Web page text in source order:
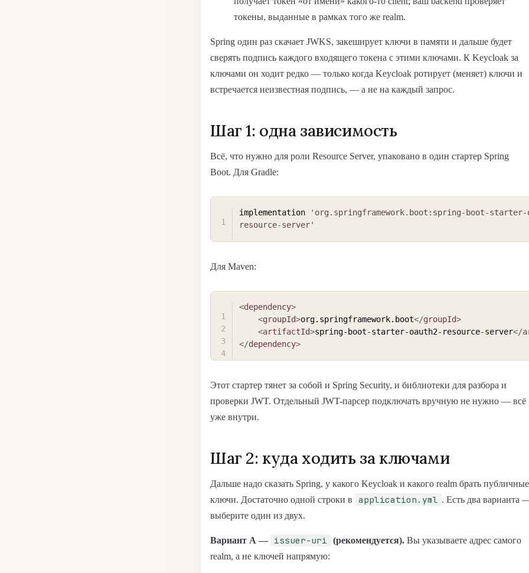
токены, выданные в рамках того же realm.
Spring один раз скачает JWKS, закеширует ключи в памяти и дальше будет
сверять подпись каждого входящего токена с этими ключами. К Keycloak за
ключами он ходит редко — только когда Keycloak ротирует (меняет) ключи и
встречается неизвестная подпись, — а не на каждый запрос.
Шаг 1: одна зависимость
Всё, что нужно для роли Resource Server, упаковано в один стартер Spring
Boot. Для Gradle:
implementation
'org.springframework.boot:spring-boot-starter-
resource-server'
Для Maven:
<dependency>
<groupId>org.springframework.boot</groupId>
<artifactId>spring-boot-starter-oauth2-resource-server</
</dependency>
Этот стартер тянет за собой и Spring Security, и библиотеки для разбора и
проверки JWT. Отдельный JWT-парсер подключать вручную не нужно — всё
уже внутри.
Шаг 2: куда ходить за ключами
Дальше надо сказать Spring, у какого Keycloak и какого realm брать публичные
ключи. Достаточно одной строки в
application.yml . Есть два варианта
выберите один из двух.
Вариант А — issuer-uri (рекомендуется). Вы указываете адрес самого
realm, а не ключей напрямую: